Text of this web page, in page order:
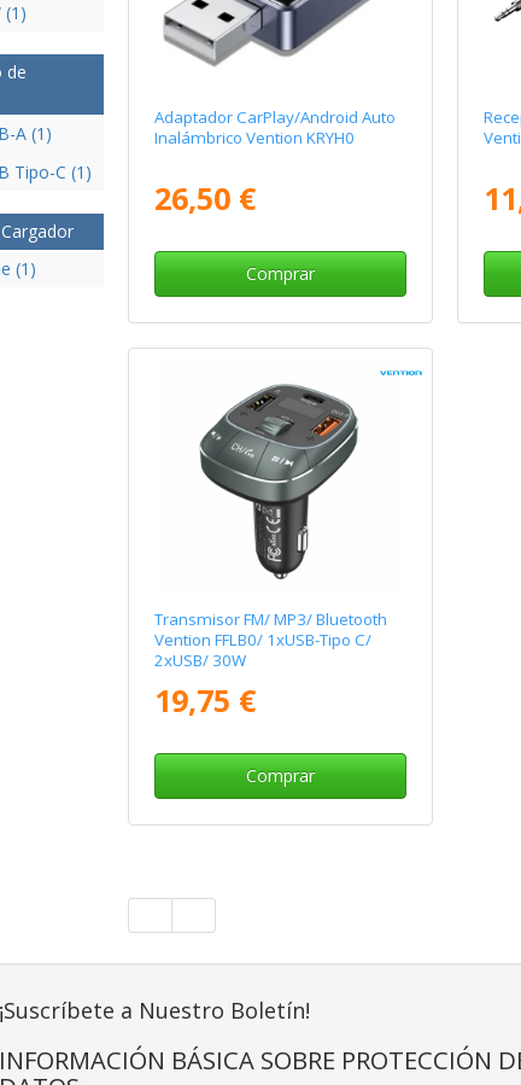
(1)
de
A (1)
Tipo-C (1)
(1)
Adaptador CarPlay/Android Auto
Inalámbrico Vention KRYH0
26,50 €
Comprar
Transmisor FM/ MP3/ Bluetooth
Vention FFLB0/ 1xUSB-Tipo C/
2xUSB/ 30W
19,75 €
Comprar
¡Suscríbete a Nuestro Boletín!
INFORMACIÓN BÁSICA SOBRE PROTECCIÓN